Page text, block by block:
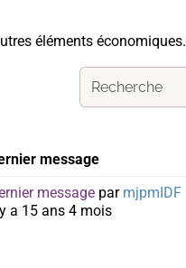
éléments économiques.
message
message par mjpmIDF
a 15 ans 4 mois